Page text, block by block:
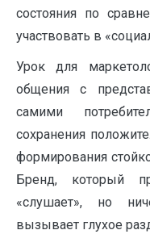
состояния по
участвовать в
Урок для
общения с
самими
сохранения
формирования
Бренд, который
«слушает», но
вызывает глухое